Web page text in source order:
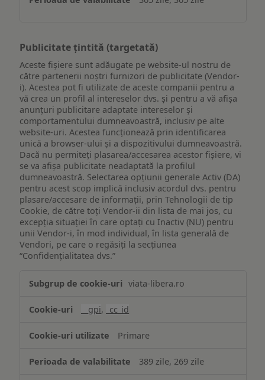
Publicitate țintită (targetată)
Aceste fișiere sunt adăugate pe website-ul nostru de
către partenerii noștri furnizori de publicitate (Vendor-
i). Acestea pot fi utilizate de aceste companii pentru a
vă crea un profil al intereselor dvs. și pentru a vă afișa
anunțuri publicitare adaptate intereselor și
comportamentului dumneavoastră, inclusiv pe alte
website-uri. Acestea funcționează prin identificarea
unică a browser-ului și a dispozitivului dumneavoastră.
Dacă nu permiteți plasarea/accesarea acestor fișiere, vi
se va afișa publicitate neadaptată la profilul
dumneavoastră. Selectarea opțiunii generale Activ (DA)
pentru acest scop implică inclusiv acordul dvs. pentru
plasare/accesare de informații, prin Tehnologii de tip
Cookie, de către toți Vendor-ii din lista de mai jos, cu
excepția situației în care optați cu Inactiv (NU) pentru
unii Vendor-i, în mod individual, în lista generală de
Vendori, pe care o regăsiți la secțiunea
“Confidențialitatea dvs.”
țintită
viata-libera.ro
__gpi, _cc_id
Primare
389 zile, 269 zile